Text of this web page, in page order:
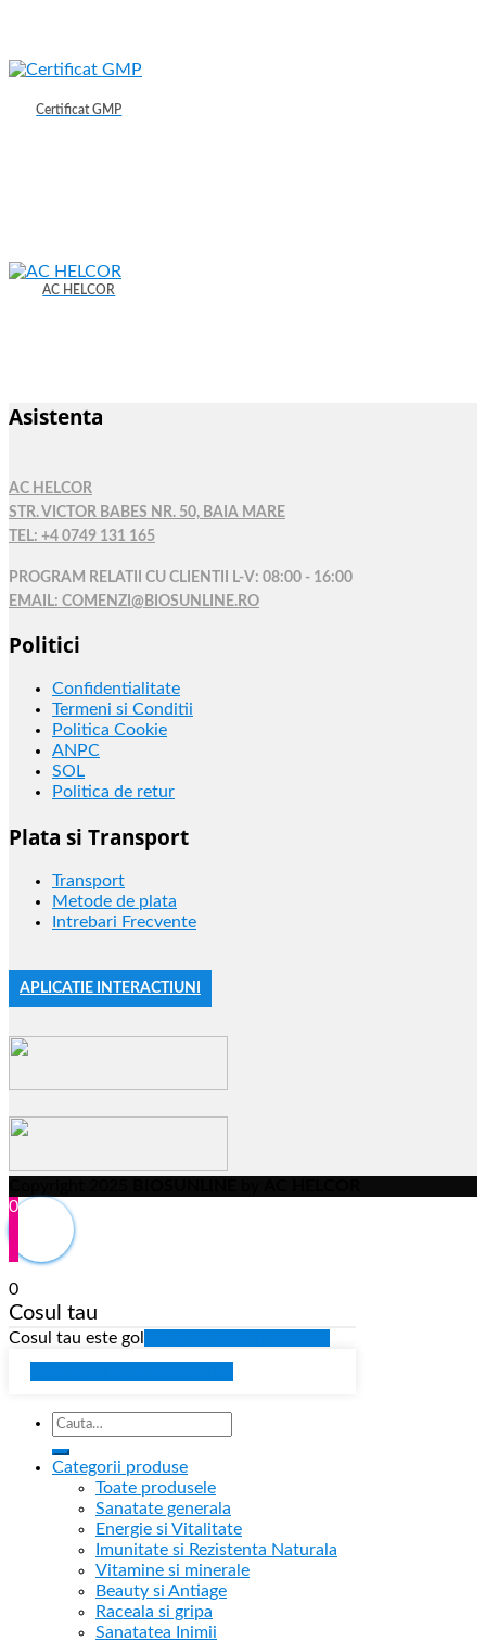
Certificat GMP
AC HELCOR
Asistenta
AC HELCOR
STR. VICTOR BABES NR. 50, BAIA MARE
TEL: +4 0749 131 165
PROGRAM RELATII CU CLIENTII L-V: 08:00 - 16:00
EMAIL: COMENZI@BIOSUNLINE.RO
Politici
Confidentialitate
Termeni si Conditii
Politica Cookie
ANPC
SOL
Politica de retur
Plata si Transport
Transport
Metode de plata
Intrebari Frecvente
APLICATIE INTERACTIUNI
0
0
Cosul tau
Cosul tau este gol
Categorii produse
Toate produsele
Sanatate generala
Energie si Vitalitate
Imunitate si Rezistenta Naturala
Vitamine si minerale
Beauty si Antiage
Raceala si gripa
Sanatatea Inimii